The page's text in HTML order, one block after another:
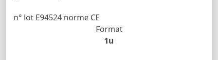
n° lot E94524 norme CE
Format
1u